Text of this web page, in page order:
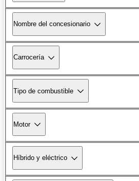
Nombre del concesionario
Carrocería
Tipo de combustible
Motor
Híbrido y eléctrico